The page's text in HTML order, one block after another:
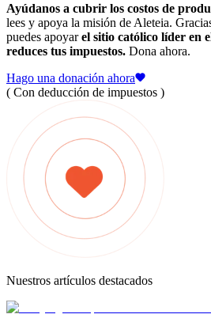
Ayúdanos a cubrir los costos de
lees y apoya la misión de Aleteia.
puedes apoyarel sitio católico líder en
reduces tus impuestos. Dona ahora.
Hago una donación ahora
( Con deducción de impuestos )
Nuestros artículos destacados